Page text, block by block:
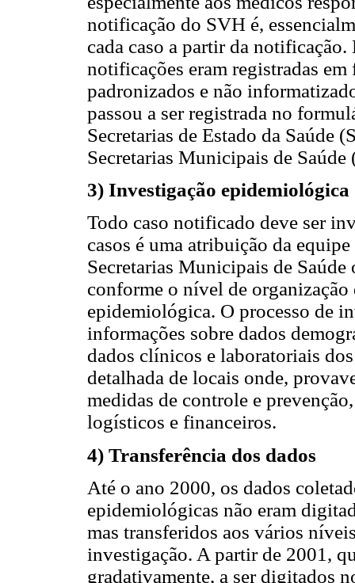
notificação do SVH é,
cada caso a partir da
notificações eram registradas
padronizados e não
passou a ser registrada no
Secretarias de Estado da Saúde
Secretarias Municipais de Saúde
3) Investigação epidemiológica
Todo caso notificado deve ser
casos é uma atribuição da
Secretarias Municipais de
conforme o nível de
epidemiológica. O processo de
informações sobre dados
dados clínicos e laboratoriais
detalhada de locais onde,
medidas de controle e
logísticos e financeiros.
4) Transferência dos dados
Até o ano 2000, os dados
epidemiológicas não eram
mas transferidos aos vários
investigação. A partir de 2001,
gradativamente, a ser digitados